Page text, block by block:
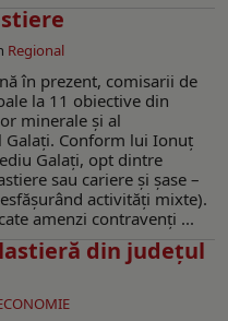
Regional
în prezent, comisarii de
la 11 obiective din
minerale și al
Conform lui Ionuț
Galați, opt dintre
sau cariere și șase –
activități mixte).
amenzi contravenți ...
din județul